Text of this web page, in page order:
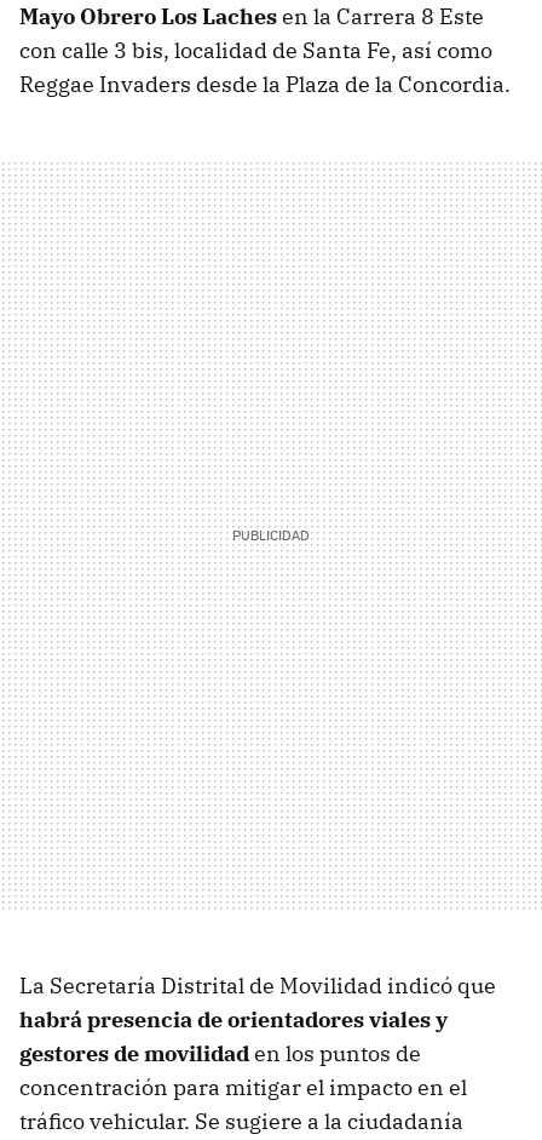
Mayo Obrero Los Lachesen la Carrera 8 Este
con calle 3 bis, localidad de Santa Fe, así como
Reggae Invaders desde la Plaza de la Concordia.
La Secretaría Distrital de Movilidad indicó que
habrá presencia de orientadores viales y
gestores de movilidaden los puntos de
concentración para mitigar el impacto en el
tráfico vehicular. Se sugiere a la ciudadanía